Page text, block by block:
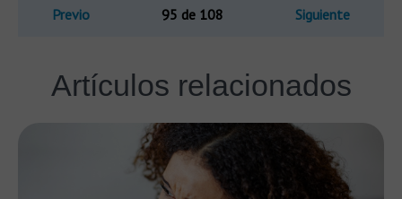
Previo 95 de 108 Siguiente
Artículos relacionados